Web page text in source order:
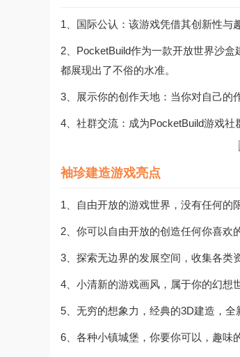
1、国际公认：该游戏凭借其创新性与
2、PocketBuild作为一款开放世界沙
都展现出了不俗的水准。
3、展示你的创作天地：当你对自己的
4、社群交流：成为PocketBuild游戏
袖珍建造游戏亮点
1、自由开放的游戏世界，没有任何的
2、你可以自由开放的创造任何你喜欢
3、探索无边界的发展空间，收集各类
4、小清新的游戏画风，属于你的幻想
5、无穷的想象力，经典的3D建造，全
6、各种小镇城堡，你要你可以，趣味